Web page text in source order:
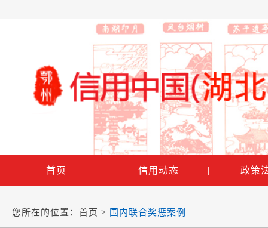
首页 | 信用动态 | 政策
您所在的位置： 首页 > 国内联合奖惩案例